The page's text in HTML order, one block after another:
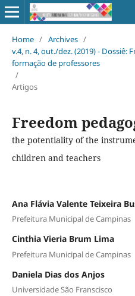
Home / Archives /
v.4, n. 4, out./dez. (2019) - Dossiê:
formação de professores
/
Artigos
Freedom
the potentiality of the
children and teachers
Ana Flávia Valente Teixeira
Prefeitura Municipal de Campinas
Cinthia Vieria Brum Lima
Prefeitura Municipal de Campinas
Daniela Dias dos Anjos
Universidade São Franscisco